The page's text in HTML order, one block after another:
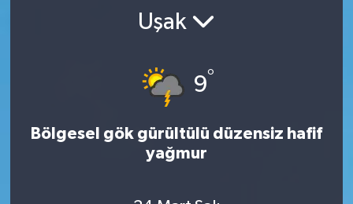
Uşak
9°
Bölgesel gök gürültülü düzensiz hafif
yağmur